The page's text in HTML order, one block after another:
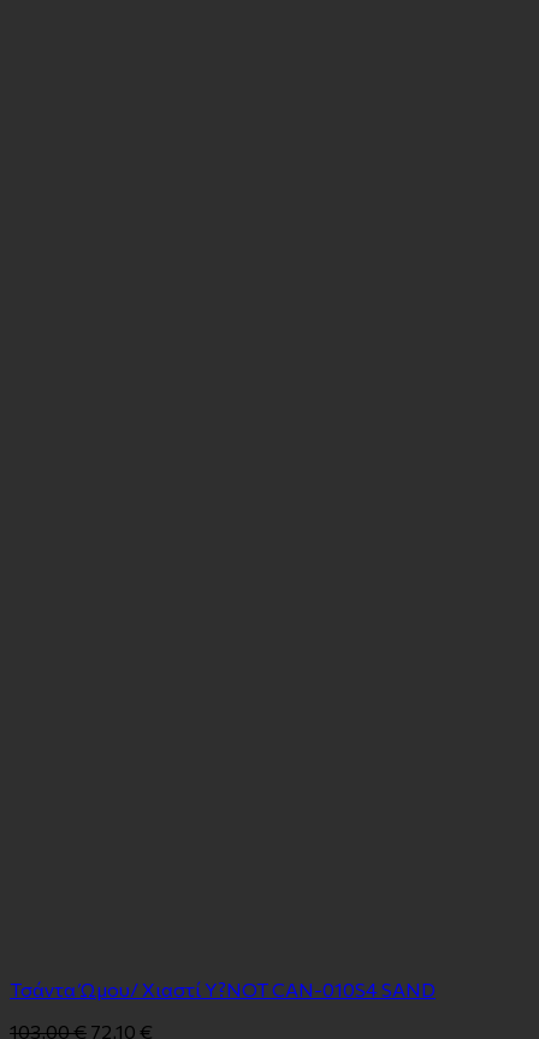
Τσάντα Ώμου/ Χιαστί Y?NOT CAN-010S4 SAND
103,00€ 72,10 €